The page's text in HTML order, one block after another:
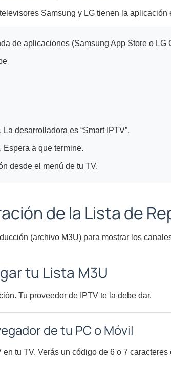
Samsung y LG tienen la aplicación
de aplicaciones (Samsung App Store o LG
desarrolladora es “Smart IPTV”.
Espera a que termine.
desde el menú de tu TV.
de la Lista de
(archivo M3U) para mostrar los
tu Lista M3U
Tu proveedor de IPTV te la debe dar.
de tu PC o Móvil
tu TV. Verás un código de 6 o 7 caracteres